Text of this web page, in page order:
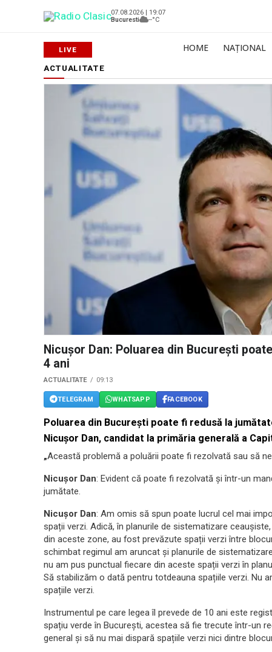
07.08.2026 | 19:07
Bucuresti
--°C
HOME NAȚIONAL
ACTUALITATE
Nicușor Dan: Poluarea din București
4 ani
ACTUALITATE 09:13
TELEGRAM WHATSAPP FACEBOOK
Poluarea din București poate fi redusă la
Nicușor Dan, candidat la primăria generală a
„Această problemă a poluării poate fi rezolvată sau să
Nicușor Dan: Evident că poate fi rezolvată și într-un
jumătate.
Nicușor Dan: Am omis să spun poate lucrul cel mai
spații verzi. Adică, în planurile de sistematizare
din aceste zone, au fost prevăzute spații verzi între
schimbat regimul am aruncat și planurile de
nu am pus punctual fiecare din aceste spații verzi în
Să stabilizăm o dată pentru totdeauna spațiile verzi. Nu
spațiile verzi.
Instrumentul pe care legea îl prevede de 10 ani este
spațiu verde în București, acestea să fie trecute într-un
general și să nu mai dispară spațiile verzi nici dintre